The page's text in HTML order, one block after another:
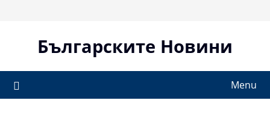
Българските Новини
Menu